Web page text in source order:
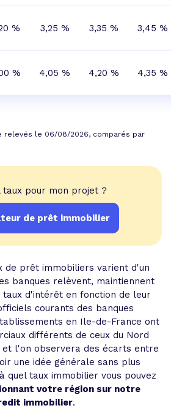
% 3,25 % 3,35 % 3,45 %
% 4,05 % 4,20 % 4,35 %
relevés le 06/08/2026, comparés par
taux pour mon projet ?
de prêt immobilier
de prêt immobiliers varient d'un
banques relèvent, maintiennent
d'intérêt en fonction de leur
courants des banques
en Ile-de-France ont
différents de ceux du Nord
et l'on observera des écarts entre
une idée générale sans plus
quel taux immobilier vous pouvez
votre région sur notre
immobilier.